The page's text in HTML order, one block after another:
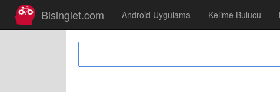
Bisinglet.com Android Uygulama Kelime Bulucu